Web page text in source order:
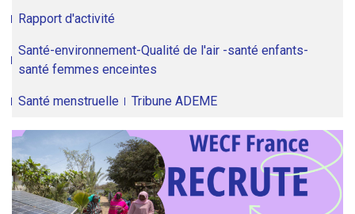
Rapport d'activité
Santé-environnement-Qualité de l'air -santé enfants-
santé femmes enceintes
Santé menstruelle Tribune ADEME